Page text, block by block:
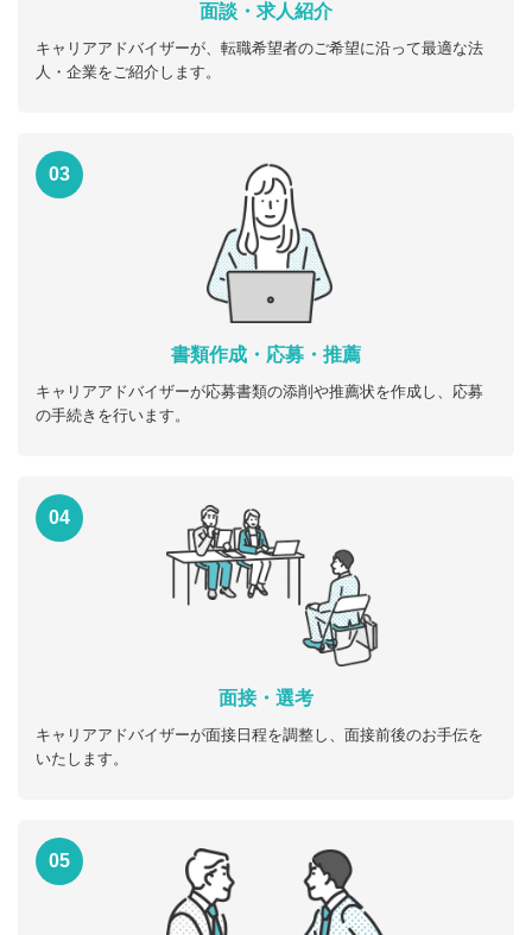
面談・求人紹介
キャリアアドバイザーが、転職希望者のご希望に沿って最適な法
人・企業をご紹介します。
03
書類作成・応募・推薦
キャリアアドバイザーが応募書類の添削や推薦状を作成し、応募
の手続きを行います。
04
面接・選考
キャリアアドバイザーが面接日程を調整し、面接前後のお手伝を
いたします。
05